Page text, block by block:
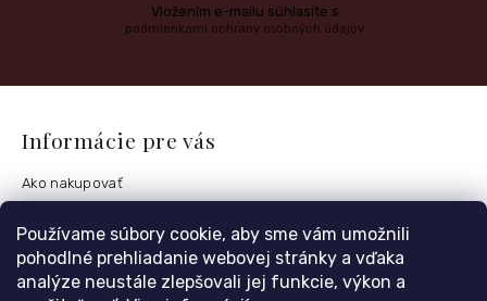
Používame súbory cookie, aby sme vám umožnili
pohodlné prehliadanie webovej stránky a vďaka
analýze neustále zlepšovali jej funkcie, výkon a
Vložením e-mailu súhlasíte s
podmienkami ochrany osobných údajov
Informácie pre vás
Ako nakupovať
Podmienky ochrany osobných údajov
Postup vrátenia tovaru